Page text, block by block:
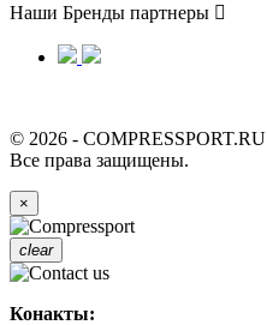
Наши Бренды партнеры 
© 2026 - COMPRESSPORT.RU
Все права защищены.
×
clear
Конакты: